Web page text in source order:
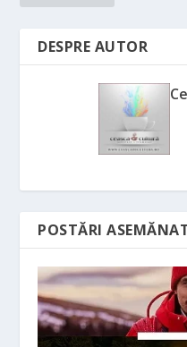
DESPRE AUTOR
POSTĂRI